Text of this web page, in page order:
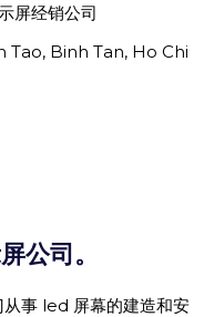
屏经销公司
Tao, Binh Tan, Ho Chi
公司。
事 led 屏幕的建造和安